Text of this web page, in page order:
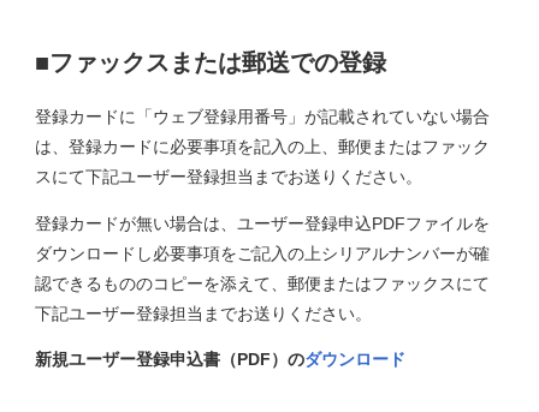
会
社
■ファックスまたは郵送での登録
登録カードに「ウェブ登録用番号」が記載されていない場合
は、登録カードに必要事項を記入の上、郵便またはファック
スにて下記ユーザー登録担当までお送りください。
登録カードが無い場合は、ユーザー登録申込PDFファイルを
ダウンロードし必要事項をご記入の上シリアルナンバーが確
認できるもののコピーを添えて、郵便またはファックスにて
下記ユーザー登録担当までお送りください。
新規ユーザー登録申込書（PDF）のダウンロード